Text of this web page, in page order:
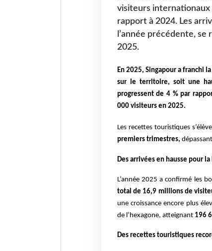
visiteurs internationaux
rapport à 2024. Les
l’année précédente,
2025.
En 2025, Singapour a franchi
sur le territoire, soit une
progressent de 4 % par
000 visiteurs en 2025.
Les recettes touristiques
premiers trimestres,
Des arrivées en hausse pour
L’année 2025 a confirmé les
total de 16,9 millions de
une croissance encore plus
de l’hexagone, atteignant 196
Des recettes touristiques